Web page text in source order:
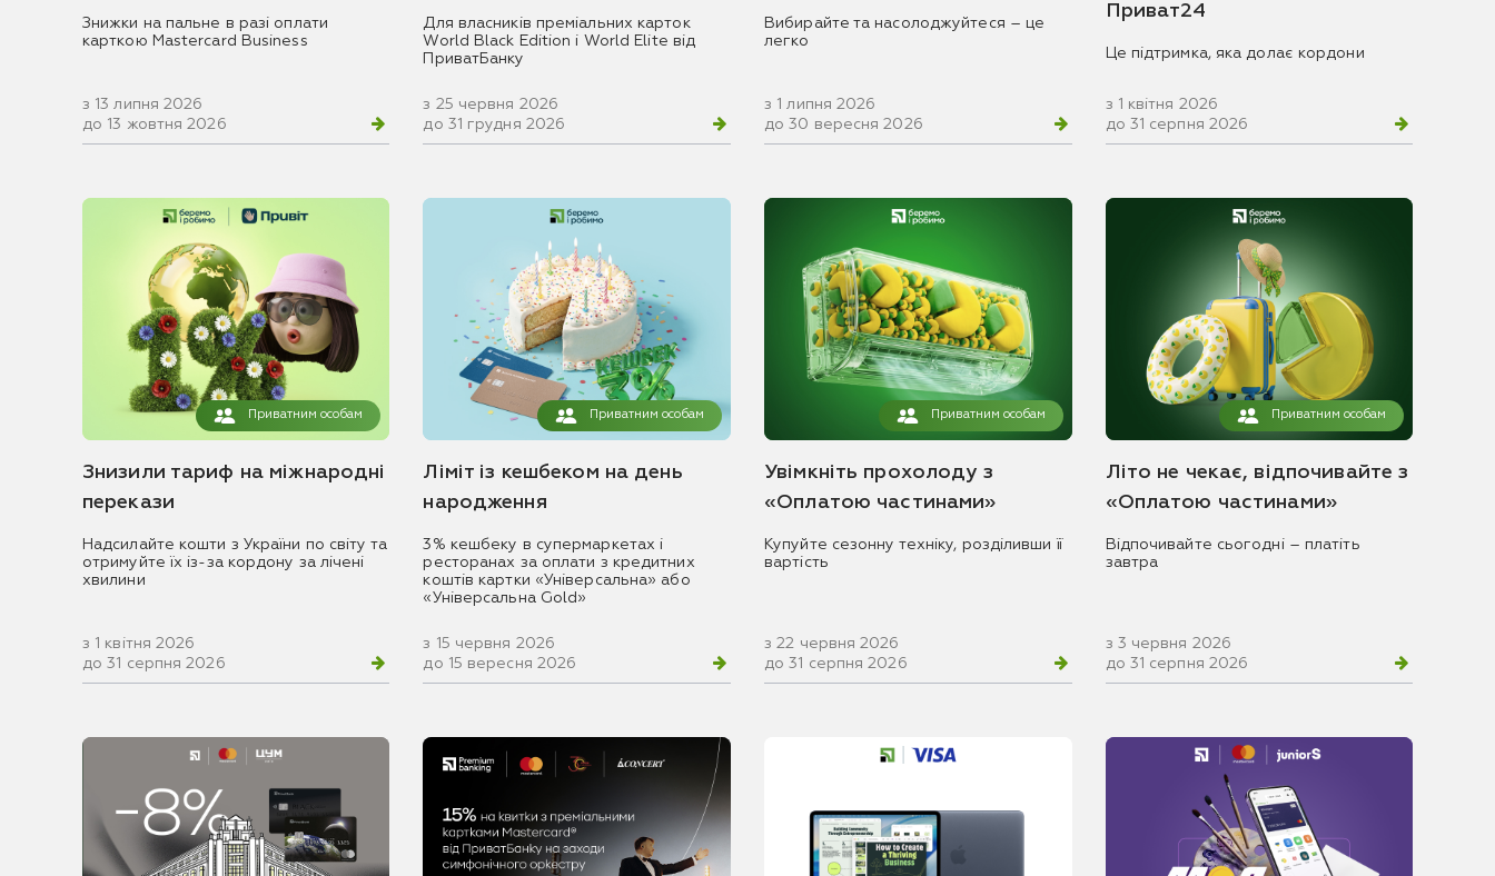
Знижки на пальне в разі оплати
карткою Mastercard Business
з 13 липня 2026
до 13 жовтня 2026
Для власників преміальних карток
World Black Edition і World Elite від
ПриватБанку
з 25 червня 2026
до 31 грудня 2026
Вибирайте та насолоджуйтеся – це
легко
з 1 липня 2026
до 30 вересня 2026
Приват24
Це підтримка, яка долає кордони
з 1 квітня 2026
до 31 серпня 2026
Приватним особам
Знизили тариф на міжнародні
перекази
Надсилайте кошти з України по світу та
отримуйте їх із-за кордону за лічені
хвилини
з 1 квітня 2026
до 31 серпня 2026
Приватним особам
Ліміт із кешбеком на день
народження
3% кешбеку в супермаркетах і
ресторанах за оплати з кредитних
коштів картки «Універсальна» або
«Універсальна Gold»
з 15 червня 2026
до 15 вересня 2026
Приватним особам
Увімкніть прохолоду з
«Оплатою частинами»
Купуйте сезонну техніку, розділивши її
вартість
з 22 червня 2026
до 31 серпня 2026
Приватним особам
Літо не чекає, відпочивайте з
«Оплатою частинами»
Відпочивайте сьогодні – платіть
завтра
з 3 червня 2026
до 31 серпня 2026